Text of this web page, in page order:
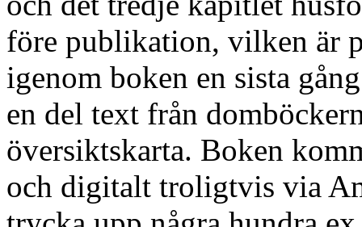
före publikation, vilken är
igenom boken en sista
en del text från
översiktskarta. Boken
och digitalt troligtvis via